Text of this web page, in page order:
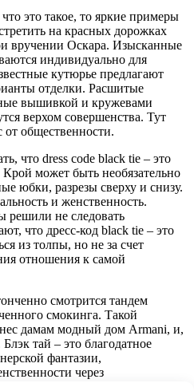
это такое, то яркие примеры
на красных дорожках
вручении Оскара. Изысканные
индивидуально для
кутюрье предлагают
отделки. Расшитые
вышивкой и кружевами
верхом совершенства. Тут
общественности.
что dress code black tie – это
может быть необязательно
юбки, разрезы сверху и снизу.
и женственность.
решили не следовать
что дресс-код black tie – это
из толпы, но не за счет
отношения к самой
смотрится тандем
смокинга. Такой
дамам модный дом Armani, и,
тай – это благодатное
фантазии,
через